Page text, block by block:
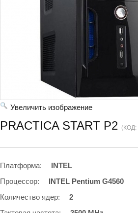
Увеличить изображение
PRACTICA START P2 (КОД:
Платформа:
INTEL
Процессор:
INTEL Pentium G4560
Количество ядер:
2